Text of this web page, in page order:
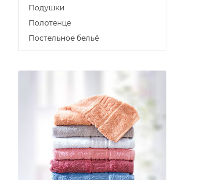
Подушки
Полотенце
Постельное бельё